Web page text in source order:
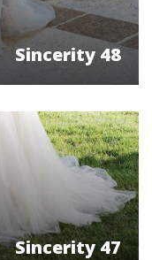
Sincerity 48
Sincerity 47